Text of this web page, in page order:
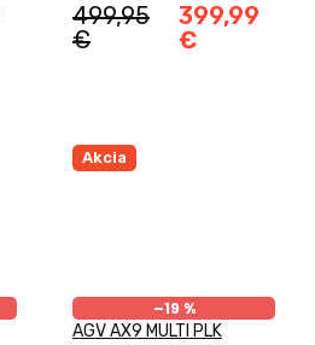
399,99
€
499,95
€
Akcia
–19 %
AGV AX9 MULTI PLK